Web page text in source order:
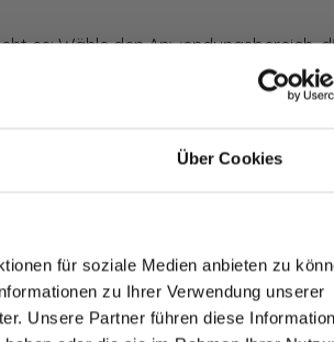
Über Cookies
für soziale Medien anbieten zu
zu Ihrer Verwendung unserer
Unsere Partner führen diese
es: Wähle den Anwendungsbereich,
kannst du dein
Konfigurators werden dir die
erhältst du dein individuelles
anmelden.